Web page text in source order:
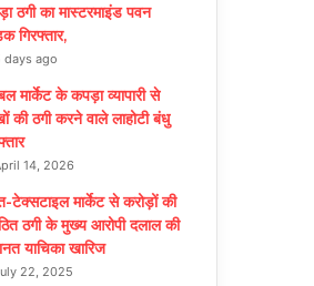
ठगी का मास्टरमाइंड पवन
गिरफ्तार,
days ago
मार्केट के कपड़ा व्यापारी से
की ठगी करने वाले लाहोटी बंधु
14, 2026
टेक्सटाइल मार्केट से करोड़ों की
ठगी के मुख्य आरोपी दलाल की
याचिका खारिज
22, 2025